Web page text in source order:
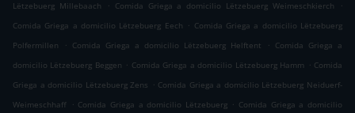
Lëtzebuerg Millebaach
. Comida Griega a domicilio Lëtzebuerg Weimeschkierch
.
Comida Griega a domicilio Lëtzebuerg Eech . Comida Griega a domicilio Lëtzebuerg
Polfermillen
. Comida Griega a domicilio Lëtzebuerg Helftent . Comida Griega a
domicilio Lëtzebuerg Beggen . Comida Griega a domicilio Lëtzebuerg Hamm . Comida
Griega a domicilio Lëtzebuerg Zens . Comida Griega a domicilio Lëtzebuerg Neiduerf-
Weimeschhaff . Comida Griega a domicilio Lëtzebuerg . Comida Griega a domicilio